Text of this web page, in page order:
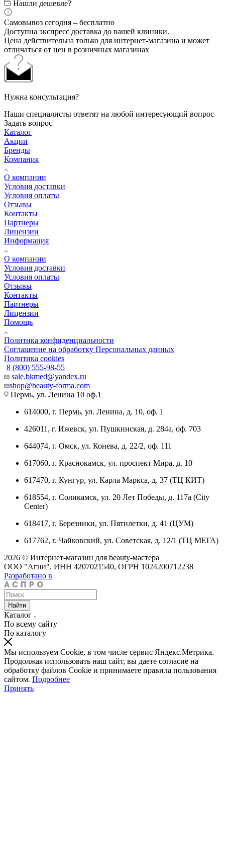
Нашли дешевле?
Самовывоз сегодня – бесплатно
Доступна экспресс доставка до вашей клиники.
Цена действительна только для интернет-магазина и может
отличаться от цен в розничных магазинах
Нужна консультация?
Наши специалисты ответят на любой интересующий вопрос
Задать вопрос
Каталог
Акции
Бренды
Компания
О компании
Условия доставки
Условия оплаты
Отзывы
Контакты
Партнеры
Лицензии
Информация
О компании
Условия доставки
Условия оплаты
Отзывы
Контакты
Партнеры
Лицензии
Помощь
Политика конфиденциальности
Соглашение на обработку Персональных данных
Политика cookies
8 (800) 555-98-55
sale.bkmed@yandex.ru
shop@beauty-forma.com
Пермь, ул. Ленина 10 оф.1
614000, г. Пермь, ул. Ленина, д. 10, оф. 1
426011, г. Ижевск, ул. Пушкинская, д. 284а, оф. 703
644074, г. Омск, ул. Конева, д. 22/2, оф. 111
617060, г. Краснокамск, ул. проспект Мира, д. 10
617470, г. Кунгур, ул. Карла Маркса, д. 37 (ТЦ КИТ)
618554, г. Соликамск, ул. 20 Лет Победы, д. 117а (City
Center)
618417, г. Березники, ул. Пятилетки, д. 41 (ЦУМ)
617762, г. Чайковский, ул. Советская, д. 12/1 (ТЦ МЕГА)
2026 © Интернет-магазин для beauty-мастера
ООО "Агни", ИНН 4207021540, ОГРН 1024200712238
Разработано в
Найти
Каталог
По всему сайту
По каталогу
Мы используем Cookie, в том числе сервис Яндекс.Метрика.
Продолжая использовать наш сайт, вы даете согласие на
обработку файлов Cookie и принимаете правила пользования
сайтом. Подробнее
Принять